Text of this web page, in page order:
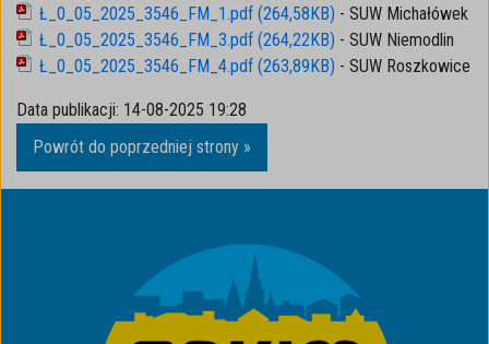
Ł_0_05_2025_3546_FM_1.pdf (264,58KB) - SUW Michałówek
Ł_0_05_2025_3546_FM_3.pdf (264,22KB) - SUW Niemodlin
Ł_0_05_2025_3546_FM_4.pdf (263,89KB) - SUW Roszkowice
Data publikacji: 14-08-2025 19:28
Powrót do poprzedniej strony »